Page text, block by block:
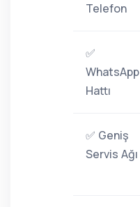
Telefon
✅
WhatsApp
Hattı
✅ Geniş
Servis Ağı